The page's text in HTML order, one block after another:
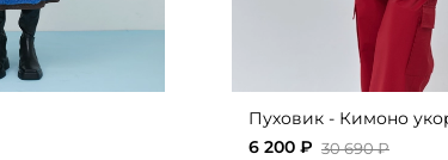
Пуховик - Кимоно
6 200 ₽ 30 690 ₽